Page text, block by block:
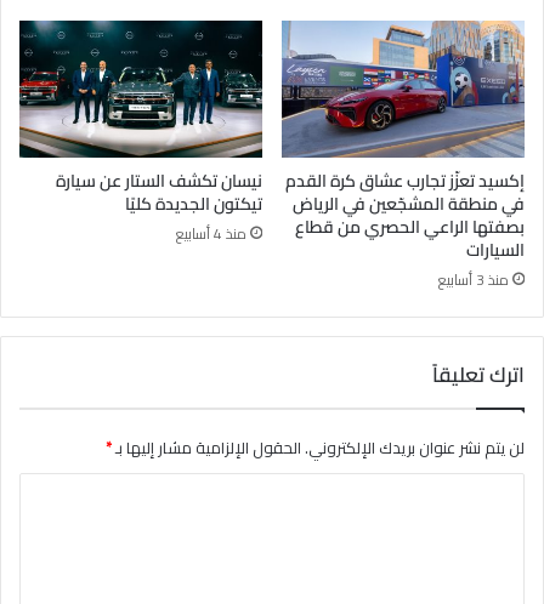
إكسيد تعزّز تجارب عشاق كرة القدم
في منطقة المشجّعين في الرياض
بصفتها الراعي الحصري من قطاع
السيارات
منذ 3 أسابيع
نيسان تكشف الستار عن سيارة
تيكتون الجديدة كليًا
منذ 4 أسابيع
اترك تعليقاً
لن يتم نشر عنوان بريدك الإلكتروني.الحقول الإلزامية مشار إليها بـ*